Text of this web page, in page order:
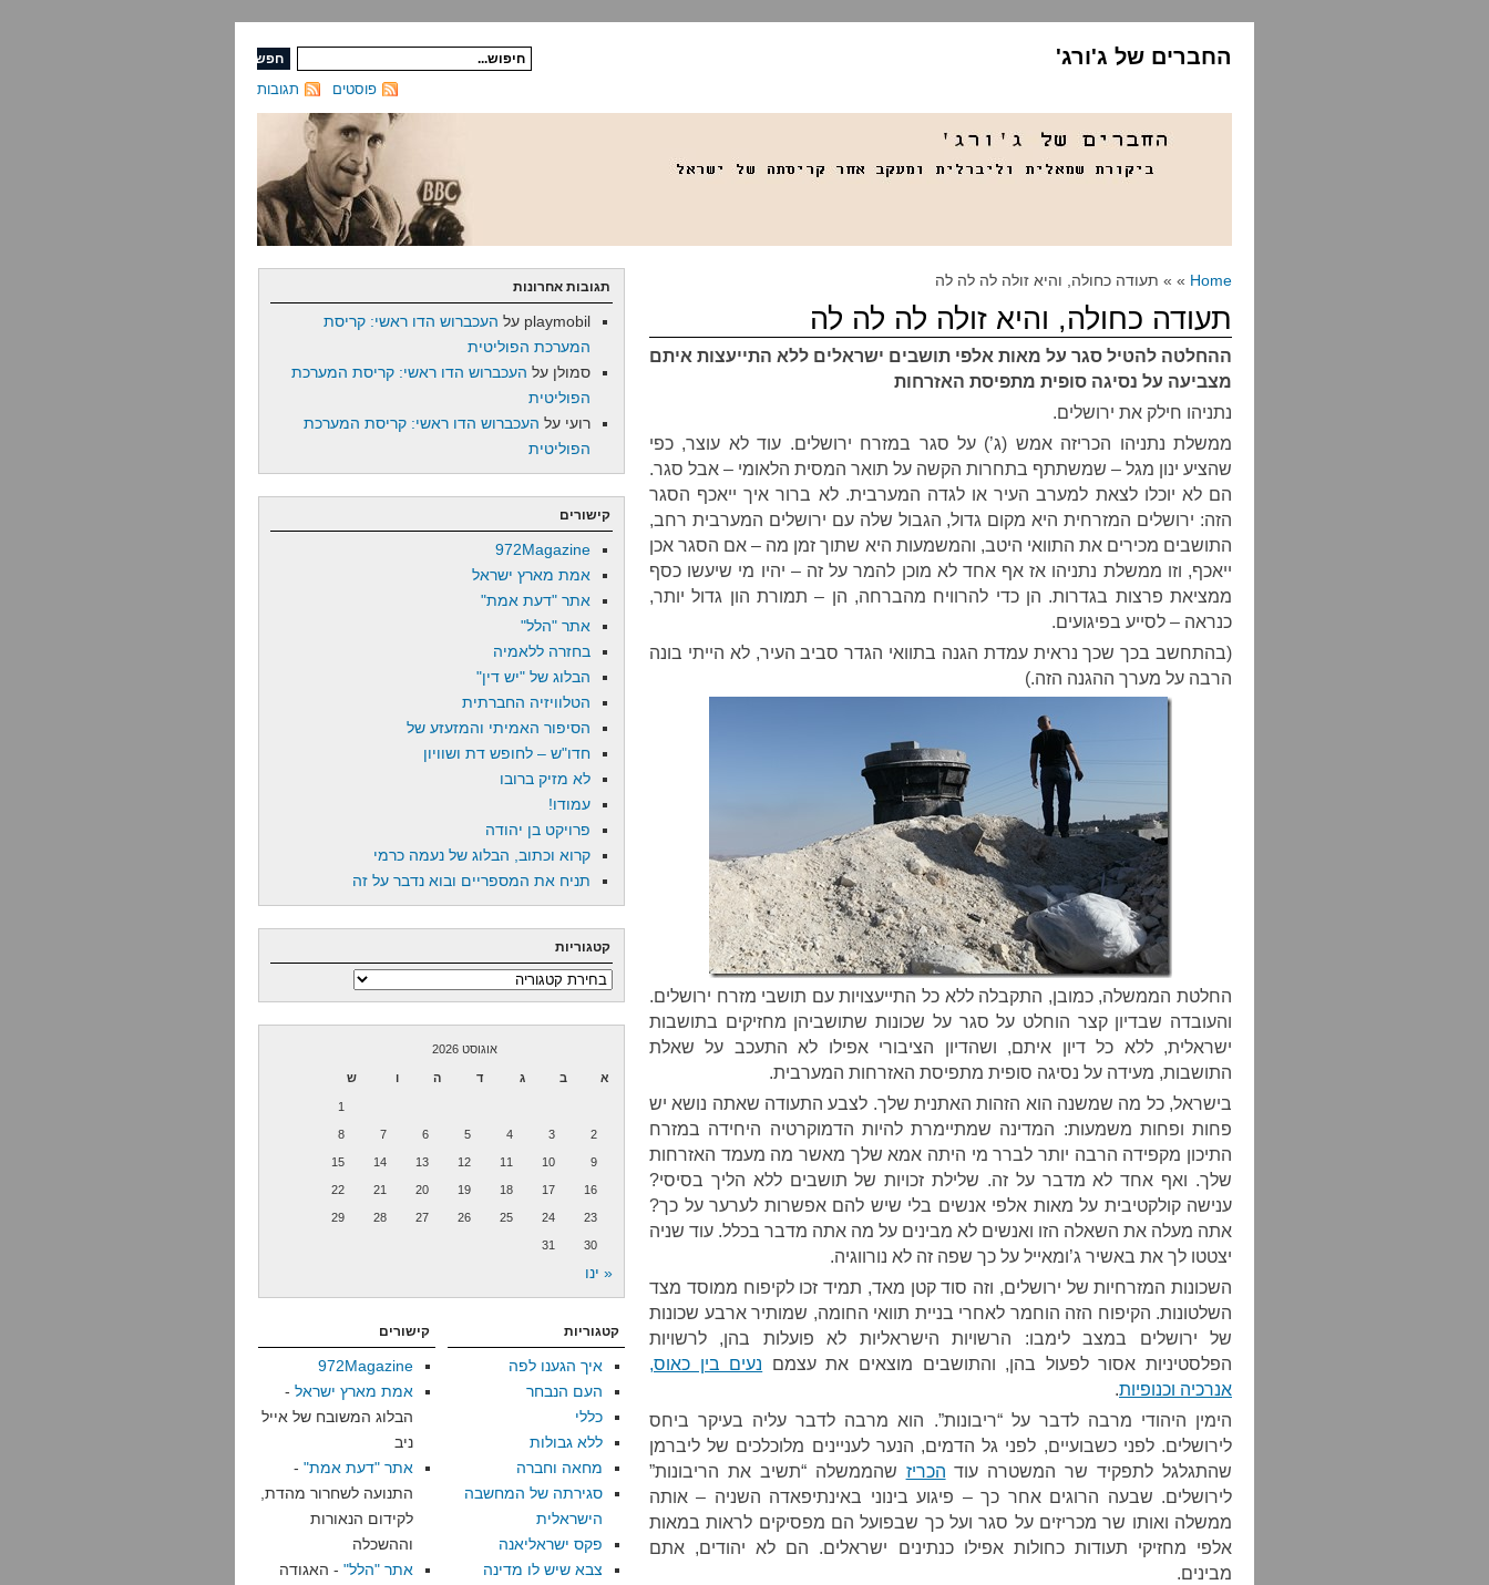
החברים של ג'ורג'
תגובות פוסטים
Home » » תעודה כחולה, והיא זולה לה לה לה
תעודה כחולה, והיא זולה לה לה לה
ההחלטה להטיל סגר על מאות אלפי תושבים ישראלים ללא התייעצות איתם
מצביעה על נסיגה סופית מתפיסת האזרחות
נתניהו חילק את ירושלים.
ממשלת נתניהו הכריזה אמש (ג’) על סגר במזרח ירושלים. עוד לא עוצר, כפי
שהציע ינון מגל – שמשתתף בתחרות הקשה על תואר המסית הלאומי – אבל סגר.
הם לא יוכלו לצאת למערב העיר או לגדה המערבית. לא ברור איך ייאכף הסגר
הזה: ירושלים המזרחית היא מקום גדול, הגבול שלה עם ירושלים המערבית רחב,
התושבים מכירים את התוואי היטב, והמשמעות היא שתוך זמן מה – אם הסגר אכן
ייאכף, וזו ממשלת נתניהו אז אף אחד לא מוכן להמר על זה – יהיו מי שיעשו כסף
ממציאת פרצות בגדרות. הן כדי להרוויח מהברחה, הן – תמורת הון גדול יותר,
כנראה – לסייע בפיגועים.
(בהתחשב בכך שכך נראית עמדת הגנה בתוואי הגדר סביב העיר, לא הייתי בונה
הרבה על מערך ההגנה הזה.)
החלטת הממשלה, כמובן, התקבלה ללא כל התייעצויות עם תושבי מזרח ירושלים.
והעובדה שבדיון קצר הוחלט על סגר על שכונות שתושביהן מחזיקים בתושבות
ישראלית, ללא כל דיון איתם, ושהדיון הציבורי אפילו לא התעכב על שאלת
התושבות, מעידה על נסיגה סופית מתפיסת האזרחות המערבית.
בישראל, כל מה שמשנה הוא הזהות האתנית שלך. לצבע התעודה שאתה נושא יש
פחות ופחות משמעות: המדינה שמתיימרת להיות הדמוקרטיה היחידה במזרח
התיכון מקפידה הרבה יותר לברר מי היתה אמא שלך מאשר מה מעמד האזרחות
שלך. ואף אחד לא מדבר על זה. שלילת זכויות של תושבים ללא הליך בסיסי?
ענישה קולקטיבית על מאות אלפי אנשים בלי שיש להם אפשרות לערער על כך?
אתה מעלה את השאלה הזו ואנשים לא מבינים על מה אתה מדבר בכלל. עוד שניה
יצטטו לך את באשיר ג’ומאייל על כך שפה זה לא נורווגיה.
השכונות המזרחיות של ירושלים, וזה סוד קטן מאד, תמיד זכו לקיפוח ממוסד מצד
השלטונות. הקיפוח הזה הוחמר לאחרי בניית תוואי החומה, שמותיר ארבע שכונות
של ירושלים במצב לימבו: הרשויות הישראליות לא פועלות בהן, לרשויות
הפלסטיניות אסור לפעול בהן, והתושבים מוצאים את עצמם נעים בין כאוס,
אנרכיה וכנופיות.
הימין היהודי מרבה לדבר על “ריבונות”. הוא מרבה לדבר עליה בעיקר ביחס
לירושלים. לפני כשבועיים, לפני גל הדמים, הנער לעניינים מלוכלכים של ליברמן
שהתגלגל לתפקיד שר המשטרה עוד הכריז שהממשלה “תשיב את הריבונות”
לירושלים. שבעה הרוגים אחר כך – פיגוע בינוני באינתיפאדה השניה – אותה
ממשלה ואותו שר מכריזים על סגר ועל כך שבפועל הם מפסיקים לראות במאות
אלפי מחזיקי תעודות כחולות אפילו כנתינים ישראלים. הם לא יהודים, אתם
מבינים.
תגובות אחרונות
playmobil על העכברוש הדו ראשי: קריסת
המערכת הפוליטית
סמולן על העכברוש הדו ראשי: קריסת המערכת
הפוליטית
רועי על העכברוש הדו ראשי: קריסת המערכת
הפוליטית
קישורים
972Magazine
אמת מארץ ישראל
אתר "דעת אמת"
אתר "הלל"
בחזרה ללאמיה
הבלוג של "יש דין"
הטלוויזיה החברתית
הסיפור האמיתי והמזעזע של
חדו"ש – לחופש דת ושוויון
לא מזיק ברובו
עמודו!
פרויקט בן יהודה
קרוא וכתוב, הבלוג של נעמה כרמי
תניח את המספריים ובוא נדבר על זה
קטגוריות
קטגוריות
אוגוסט 2026
א ב ג ד ה ו ש
1
2
3
4
5
6
7
8
9
10
11
12
13
14
15
16
17
18
19
20
21
22
23
24
25
26
27
28
29
30
31
« ינו
קטגוריות
איך הגענו לפה
העם הנבחר
כללי
ללא גבולות
מחאה וחברה
סגירתה של המחשבה
הישראלית
פקס ישראליאנה
צבא שיש לו מדינה
קישורים
972Magazine
אמת מארץ ישראל -
הבלוג המשובח של אייל
ניב
אתר "דעת אמת" -
התנועה לשחרור מהדת,
לקידום הנאורות
וההשכלה
אתר "הלל" - האגודה